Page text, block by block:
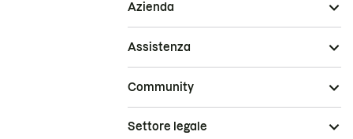
Azienda
Assistenza
Community
Settore legale